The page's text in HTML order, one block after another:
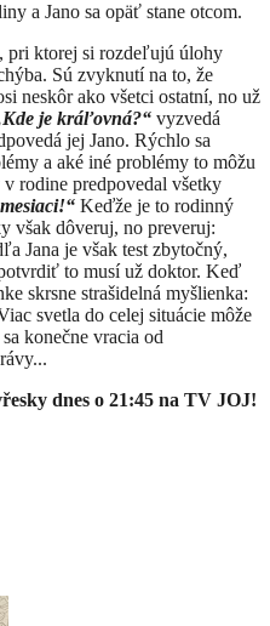
a Jano sa opäť stane otcom.
pri ktorej si rozdeľujú úlohy
Sú zvyknutí na to, že
neskôr ako všetci ostatní, no už
je kráľovná?“ vyzvedá
jej Jano. Rýchlo sa
a aké iné problémy to môžu
rodine predpovedal všetky
Keďže je to rodinný
však dôveruj, no preveruj:
Jana je však test zbytočný,
to musí už doktor. Keď
skrsne strašidelná myšlienka:
svetla do celej situácie môže
konečne vracia od
dnes o 21:45 na TV JOJ!